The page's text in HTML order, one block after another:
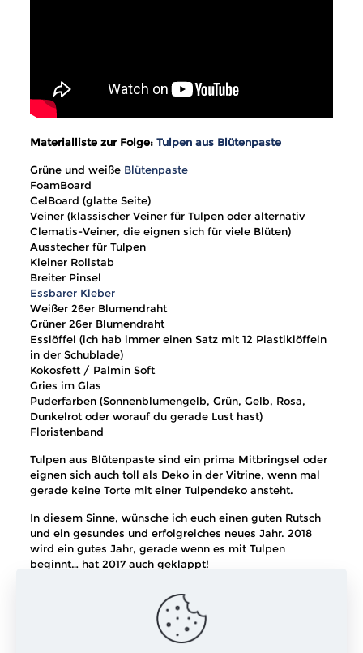
Materialliste zur Folge: Tulpen aus Blütenpaste
Grüne und weiße Blütenpaste
FoamBoard
CelBoard (glatte Seite)
Veiner (klassischer Veiner für Tulpen oder alternativ
Clematis-Veiner, die eignen sich für viele Blüten)
Ausstecher für Tulpen
Kleiner Rollstab
Breiter Pinsel
Essbarer Kleber
Weißer 26er Blumendraht
Grüner 26er Blumendraht
Esslöffel (ich hab immer einen Satz mit 12 Plastiklöffeln
in der Schublade)
Kokosfett / Palmin Soft
Gries im Glas
Puderfarben (Sonnenblumengelb, Grün, Gelb, Rosa,
Dunkelrot oder worauf du gerade Lust hast)
Floristenband
Tulpen aus Blütenpaste sind ein prima Mitbringsel oder
eignen sich auch toll als Deko in der Vitrine, wenn mal
gerade keine Torte mit einer Tulpendeko ansteht.
In diesem Sinne, wünsche ich euch einen guten Rutsch
und ein gesundes und erfolgreiches neues Jahr. 2018
wird ein gutes Jahr, gerade wenn es mit Tulpen
beginnt… hat 2017 auch geklappt!